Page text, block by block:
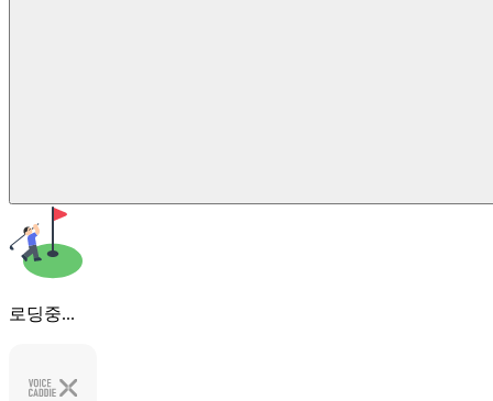
로딩중...